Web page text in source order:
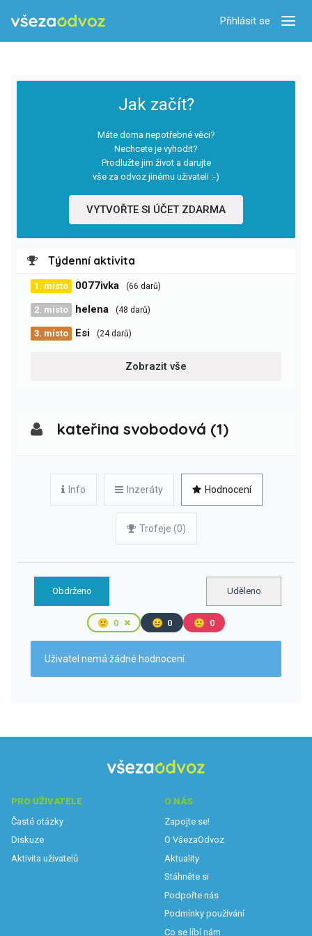
Přihlásit se
Jak začít?
Máte doma nepotřebné věci?
Nechcete je vyhodit?
Prodlužte jim život a darujte
vše za odvoz jinému uživateli :-)
VYTVOŘTE SI ÚČET ZDARMA
Týdenní aktivita
1. místo 0077ivka (66 darů)
2. místo helena (48 darů)
3. místo Esi (24 darů)
Zobrazit vše
kateřina svobodová (1)
Info Inzeráty Hodnocení
Trofeje (0)
Obdrženo Uděleno
🙂 0 😐 0 🙁 0
Uživatel nemá žádné hodnocení.
PRO UŽIVATELE
Časté otázky
Diskuze
Aktivita uživatelů
O NÁS
Zapojte se!
O VšezaOdvoz
Aktuality
Stáhněte si
Podpořte nás
Podmínky používání
Co se líbí nám